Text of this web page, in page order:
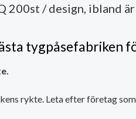
200st / design, ibland
tygpåsefabriken
rykte. Leta efter företag som